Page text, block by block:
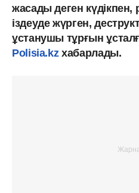
жасады деген күдікпен,
іздеуде жүрген,
ұстанушы тұрғын
Polisia.kzхабарлады.